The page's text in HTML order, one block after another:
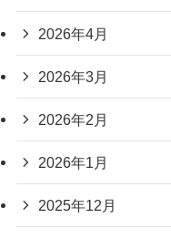
2026年4月
2026年3月
2026年2月
2026年1月
2025年12月